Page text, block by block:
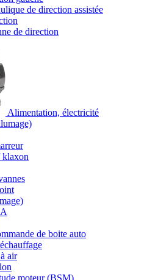
de direction assistée
de direction
Alimentation, électricité
klaxon
de boite auto
air
moteur (BSM)